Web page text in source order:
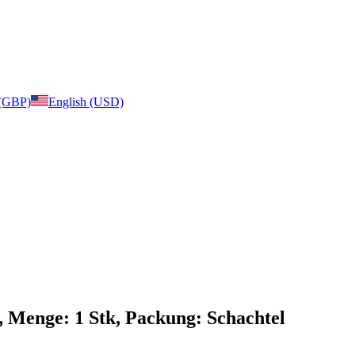
English (USD)
1 Stk, Packung: Schachtel